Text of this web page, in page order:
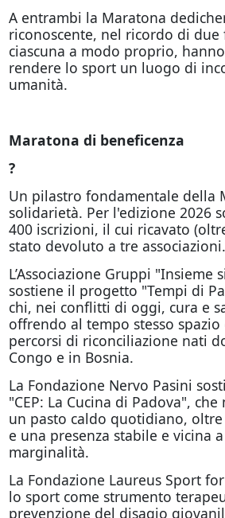
A entrambi la Maratona
riconoscente, nel ricordo di due
ciascuna a modo proprio,
rendere lo sport un luogo di
umanità.
Maratona di beneficenza
?
Un pilastro fondamentale della
solidarietà. Per l'edizione 2026
400 iscrizioni, il cui ricavato
stato devoluto a tre associazioni.
L’Associazione Gruppi "Insieme
sostiene il progetto "Tempi di
chi, nei conflitti di oggi, cura e
offrendo al tempo stesso spazio
percorsi di riconciliazione nati
Congo e in Bosnia.
La Fondazione Nervo Pasini
"CEP: La Cucina di Padova",
un pasto caldo quotidiano,
e una presenza stabile e vicina
marginalità.
La Fondazione Laureus Sport
lo sport come strumento
prevenzione del disagio